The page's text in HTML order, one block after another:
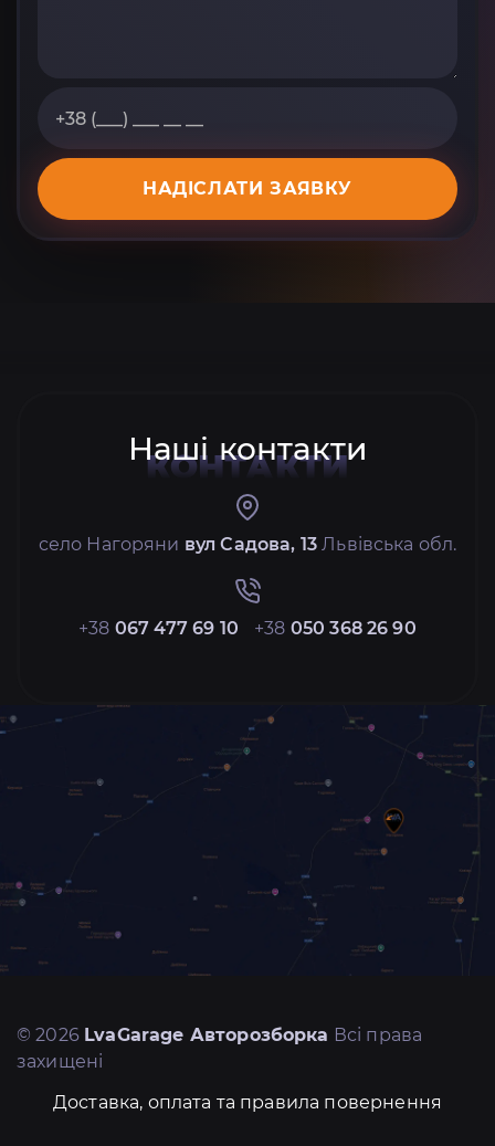
НАДІСЛАТИ ЗАЯВКУ
Наші контакти
КОНТАКТИ
село Нагоряни вул Садова, 13 Львівська обл.
+38 067 477 69 10 +38 050 368 26 90
© 2026 LvaGarage Авторозборка Всі права
захищені
Доставка, оплата та правила повернення